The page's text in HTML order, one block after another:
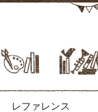
レファレンス